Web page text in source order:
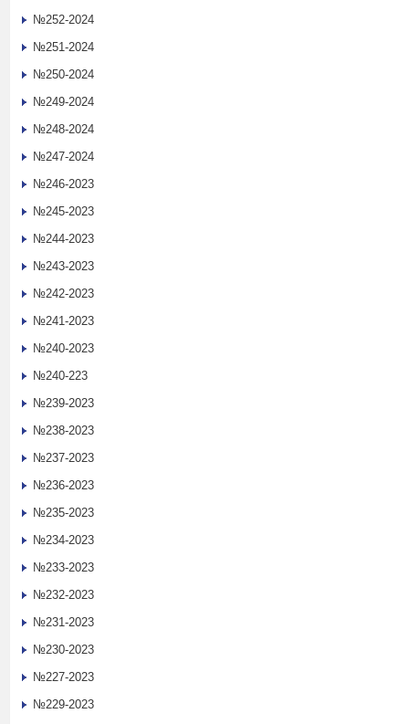
№252-2024
№251-2024
№250-2024
№249-2024
№248-2024
№247-2024
№246-2023
№245-2023
№244-2023
№243-2023
№242-2023
№241-2023
№240-2023
№240-223
№239-2023
№238-2023
№237-2023
№236-2023
№235-2023
№234-2023
№233-2023
№232-2023
№231-2023
№230-2023
№227-2023
№229-2023